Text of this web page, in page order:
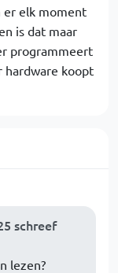
er elk moment
is dat maar
programmeert
hardware koopt
schreef
lezen?